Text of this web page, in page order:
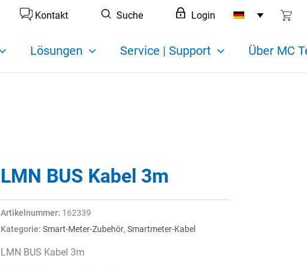
Kontakt Suche Login
Lösungen Service | Support Über MC
LMN BUS Kabel 3m
Artikelnummer: 162339
Kategorie: Smart-Meter-Zubehör,Smartmeter-Kabel
LMN BUS Kabel 3m